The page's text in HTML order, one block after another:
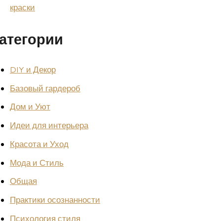
краски
DIY и Декор
Базовый гардероб
Дом и Уют
Идеи для интерьера
Красота и Уход
Мода и Стиль
Общая
Практики осознанности
Психология стиля